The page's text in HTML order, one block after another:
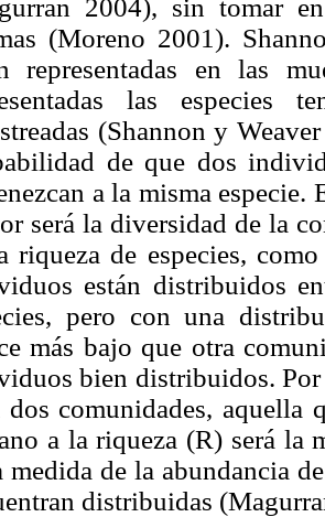
2004), sin tomar
(Moreno 2001).
representadas en las
las especies
(Shannon y
de que dos
a la misma
será la diversidad de la
riqueza de especies,
están distribuidos
pero con una
más bajo que otra
bien distribuidos.
dos comunidades, aquella
a la riqueza (R) será la
medida de la abundancia
distribuidas